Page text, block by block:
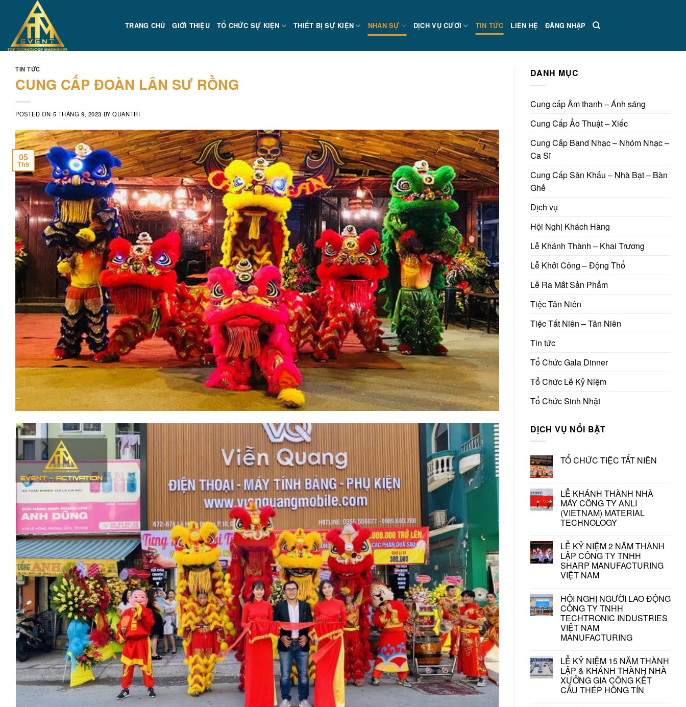
content
TRANG CHỦ GIỚI THIỆU TỔ CHỨC SỰ KIỆN THIẾT BỊ SỰ KIỆN NHÂN SỰ DỊCH VỤ CƯƠI TIN TỨC LIÊN HỆ ĐĂNG NHẬP
TIN TỨC
CUNG CẤP ĐOÀN LÂN SƯ RỒNG
POSTED ON 5 THÁNG 9, 2023 BYQUANTRI
05
Th9
DANH MỤC
Cung cấp Âm thanh – Ánh sáng
Cung Cấp Ảo Thuật – Xiếc
Cung Cấp Band Nhạc – Nhóm Nhạc –
Ca Sĩ
Cung Cấp Sân Khấu – Nhà Bạt – Bàn
Ghế
Dịch vụ
Hội Nghị Khách Hàng
Lễ Khánh Thành – Khai Trương
Lễ Khởi Công – Động Thổ
Lễ Ra Mắt Sản Phẩm
Tiệc Tân Niên
Tiệc Tất Niên – Tân Niên
Tin tức
Tổ Chức Gala Dinner
Tổ Chức Lễ Kỷ Niệm
Tổ Chức Sinh Nhật
DỊCH VỤ NỔI BẬT
TỔ CHỨC TIỆC TẤT NIÊN
LỄ KHÁNH THÀNH NHÀ
MÁY CÔNG TY ANLI
(VIETNAM) MATERIAL
TECHNOLOGY
LỄ KỶ NIỆM 2 NĂM THÀNH
LẬP CÔNG TY TNHH
SHARP MANUFACTURING
VIỆT NAM
HỘI NGHỊ NGƯỜI LAO ĐỘNG
CÔNG TY TNHH
TECHTRONIC INDUSTRIES
VIỆT NAM
MANUFACTURING
LỄ KỶ NIỆM 15 NĂM THÀNH
LẬP & KHÁNH THÀNH NHÀ
XƯỞNG GIA CÔNG KẾT
CẤU THÉP HỒNG TÍN